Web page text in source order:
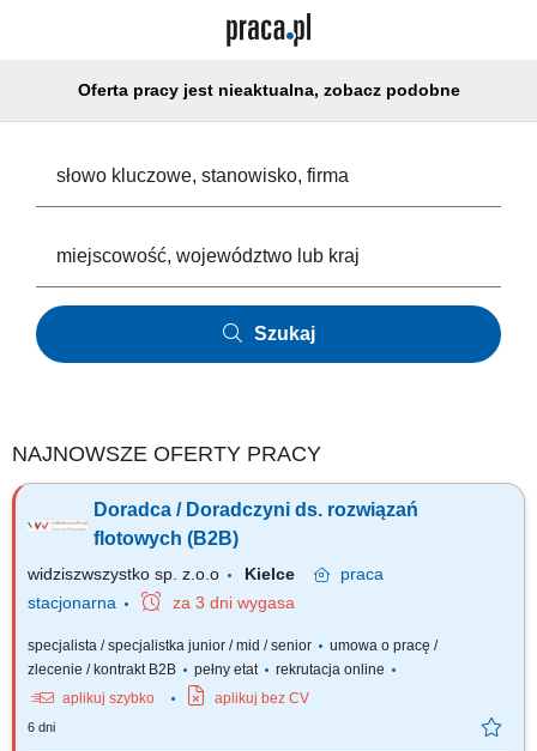
Oferta pracy jest nieaktualna, zobacz podobne
Szukaj
NAJNOWSZE OFERTY PRACY
Doradca / Doradczyni ds. rozwiązań
flotowych (B2B)
widziszwszystko sp. z.o.o Kielce
praca
stacjonarna
za 3 dni wygasa
specjalista / specjalistka junior / mid / senior
umowa o pracę /
zlecenie / kontrakt B2B
pełny etat
rekrutacja online
aplikuj szybko
aplikuj bez CV
6 dni